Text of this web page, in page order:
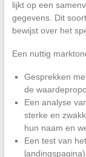
lijkt op een
gegevens. Dit
bewijst over het
Een nuttig
Gesprekken
de
Een analyse
sterke en
hun naam en
Een test van